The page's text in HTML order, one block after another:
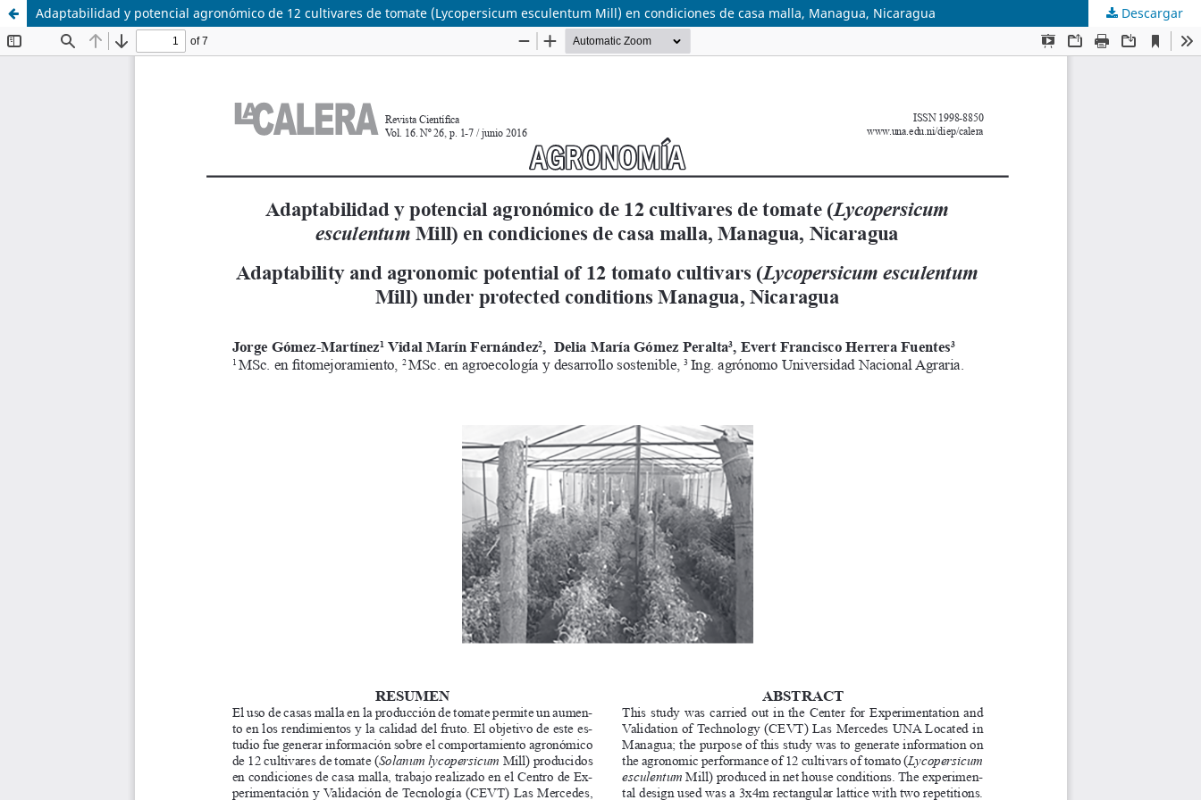
Adaptabilidad y potencial agronómico de 12 cultivares de tomate (Lycopersicum esculentum Mill) en condiciones de casa malla, Managua, Nicaragua Descargar